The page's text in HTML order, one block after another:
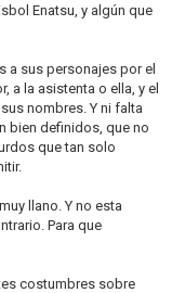
Enatsu, y algún que
a sus personajes por el
a la asistenta o ella, y el
nombres. Y ni falta
bien definidos, que no
que tan solo
llano. Y no esta
Para que
costumbres sobre